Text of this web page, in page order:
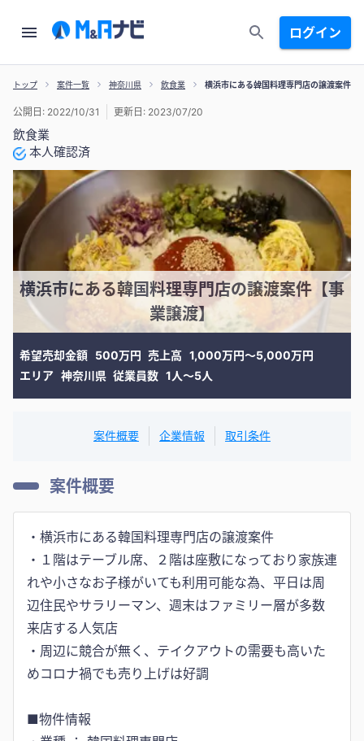
ログイン
トップ 案件一覧 神奈川県 飲食業 横浜市にある韓国料理専門店の譲渡案件【
飲食業
本人確認済
公開日: 2022/10/31 更新日: 2023/07/20
横浜市にある韓国料理専門店の譲渡案件【事
業譲渡】
希望売却金額 500万円 売上高 1,000万円〜5,000万円
エリア 神奈川県 従業員数 1人〜5人
案件概要 企業情報 取引条件
案件概要
・横浜市にある韓国料理専門店の譲渡案件
・１階はテーブル席、２階は座敷になっており家族連
れや小さなお子様がいても利用可能な為、平日は周
辺住民やサラリーマン、週末はファミリー層が多数
来店する人気店
・周辺に競合が無く、テイクアウトの需要も高いた
めコロナ禍でも売り上げは好調
■物件情報